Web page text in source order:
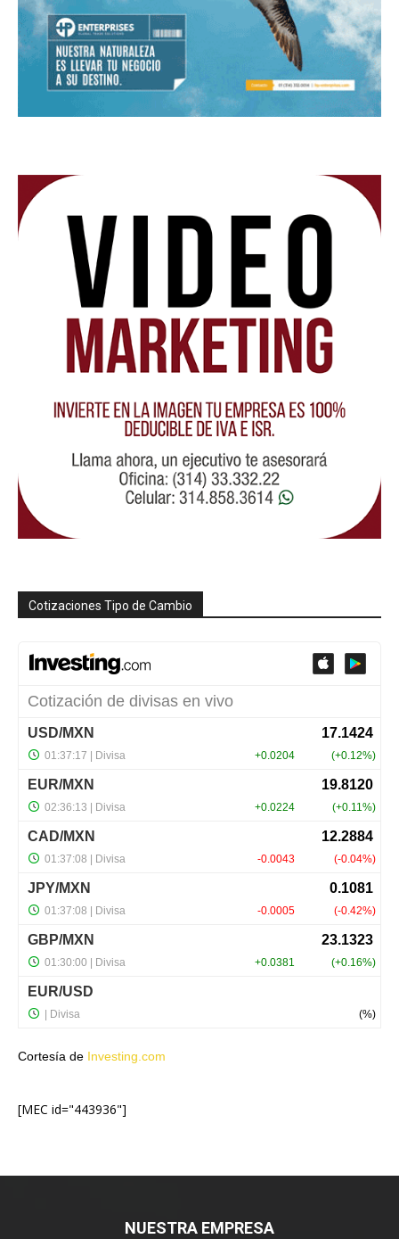
Cotizaciones Tipo de Cambio
Cortesía de Investing.com
[MEC id="443936"]
NUESTRA EMPRESA